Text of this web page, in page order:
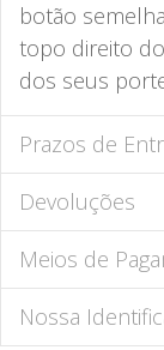
botão
topo direito
dos seus
Prazos de
Devoluções
Meios de
Nossa